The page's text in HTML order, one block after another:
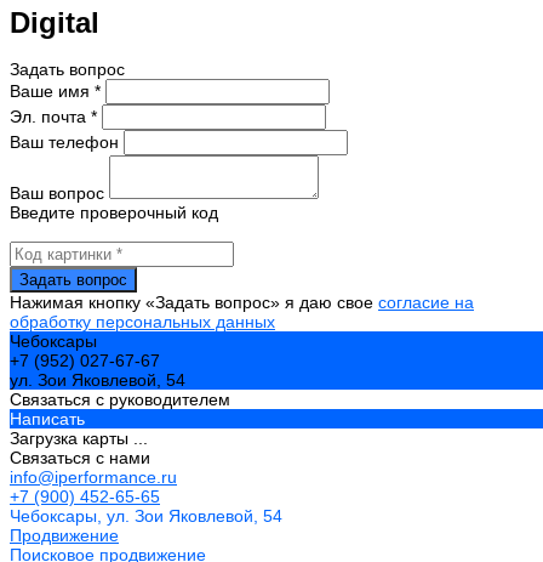
Digital
Задать вопрос
Ваше имя *
Эл. почта *
Ваш телефон
Ваш вопрос
Введите проверочный код
Нажимая кнопку «Задать вопрос» я даю свое согласие на
обработку персональных данных
Чебоксары
+7 (952) 027-67-67
ул. Зои Яковлевой, 54
Связаться с руководителем
Написать
Загрузка карты ...
Связаться с нами
info@iperformance.ru
+7 (900) 452-65-65
Чебоксары, ул. Зои Яковлевой, 54
Продвижение
Поисковое продвижение